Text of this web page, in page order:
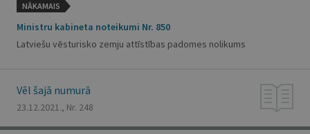
NĀKAMAIS
Ministru kabineta noteikumi Nr. 850
Latviešu vēsturisko zemju attīstības padomes nolikums
Vēl šajā numurā
23.12.2021., Nr. 248